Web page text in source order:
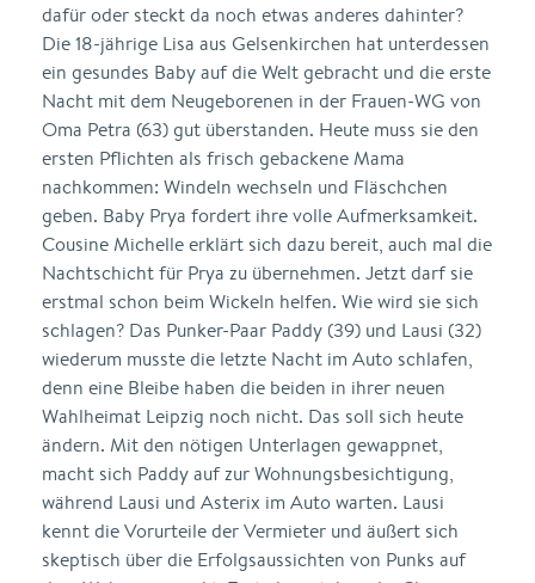
dafür oder steckt da noch etwas anderes dahinter?
Die 18-jährige Lisa aus Gelsenkirchen hat unterdessen
ein gesundes Baby auf die Welt gebracht und die erste
Nacht mit dem Neugeborenen in der Frauen-WG von
Oma Petra (63) gut überstanden. Heute muss sie den
ersten Pflichten als frisch gebackene Mama
nachkommen: Windeln wechseln und Fläschchen
geben. Baby Prya fordert ihre volle Aufmerksamkeit.
Cousine Michelle erklärt sich dazu bereit, auch mal die
Nachtschicht für Prya zu übernehmen. Jetzt darf sie
erstmal schon beim Wickeln helfen. Wie wird sie sich
schlagen? Das Punker-Paar Paddy (39) und Lausi (32)
wiederum musste die letzte Nacht im Auto schlafen,
denn eine Bleibe haben die beiden in ihrer neuen
Wahlheimat Leipzig noch nicht. Das soll sich heute
ändern. Mit den nötigen Unterlagen gewappnet,
macht sich Paddy auf zur Wohnungsbesichtigung,
während Lausi und Asterix im Auto warten. Lausi
kennt die Vorurteile der Vermieter und äußert sich
skeptisch über die Erfolgsaussichten von Punks auf